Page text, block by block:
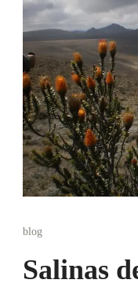
blog
Salinas